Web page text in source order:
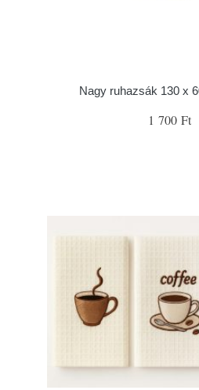
Nagy ruhazsák 130 x
1 700 Ft